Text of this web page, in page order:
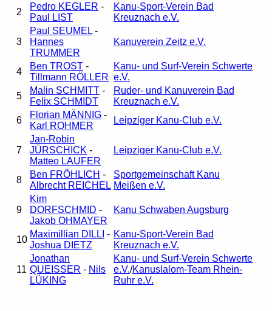
2
Pedro KEGLER -
Paul LIST
Kanu-Sport-Verein Bad
Kreuznach e.V.
3
Paul SEUMEL -
Hannes
TRUMMER
Kanuverein Zeitz e.V.
4
Ben TROST -
Tillmann RÖLLER
Kanu- und Surf-Verein Schwerte
e.V.
5
Malin SCHMITT -
Felix SCHMIDT
Ruder- und Kanuverein Bad
Kreuznach e.V.
6
Florian MÄNNIG -
Karl ROHMER
Leipziger Kanu-Club e.V.
7
Jan-Robin
JÜRSCHICK -
Matteo LAUFER
Leipziger Kanu-Club e.V.
8
Ben FRÖHLICH -
Albrecht REICHEL
Sportgemeinschaft Kanu
Meißen e.V.
9
Kim
DORFSCHMID -
Jakob OHMAYER
Kanu Schwaben Augsburg
10
Maximillian DILLI -
Joshua DIETZ
Kanu-Sport-Verein Bad
Kreuznach e.V.
11
Jonathan
QUEISSER - Nils
LÜKING
Kanu- und Surf-Verein Schwerte
e.V./Kanuslalom-Team Rhein-
Ruhr e.V.